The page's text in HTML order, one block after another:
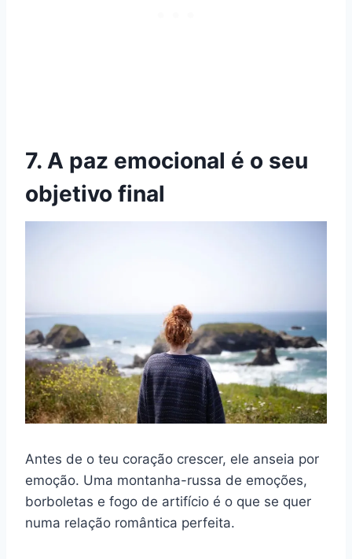
7. A paz emocional é o seu
objetivo final
Antes de o teu coração crescer, ele anseia por
emoção. Uma montanha-russa de emoções,
borboletas e fogo de artifício é o que se quer
numa relação romântica perfeita.